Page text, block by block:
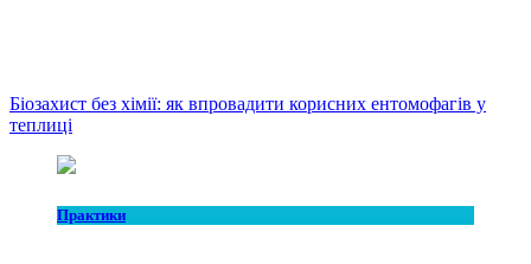
Біозахист без хімії: як впровадити корисних ентомофагів у
теплиці
Практики